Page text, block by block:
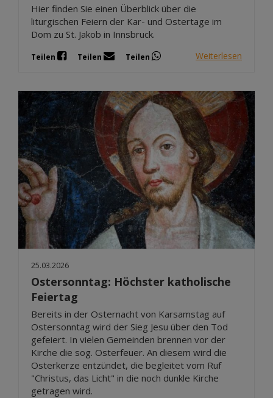
Hier finden Sie einen Überblick über die
liturgischen Feiern der Kar- und Ostertage im
Dom zu St. Jakob in Innsbruck.
Teilen Teilen Teilen Weiterlesen
25.03.2026
Ostersonntag: Höchster katholische
Feiertag
Bereits in der Osternacht von Karsamstag auf
Ostersonntag wird der Sieg Jesu über den Tod
gefeiert. In vielen Gemeinden brennen vor der
Kirche die sog. Osterfeuer. An diesem wird die
Osterkerze entzündet, die begleitet vom Ruf
"Christus, das Licht" in die noch dunkle Kirche
getragen wird.